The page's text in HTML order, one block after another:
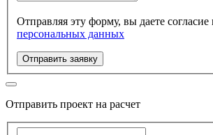
Отправляя эту форму, вы даете согласие
персональных данных
Отправить заявку
Отправить проект на расчет